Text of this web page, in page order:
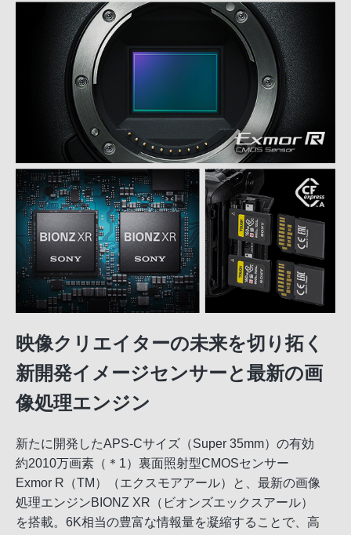
映像クリエイターの未来を切り拓く
新開発イメージセンサーと最新の画
像処理エンジン
新たに開発したAPS-Cサイズ（Super 35mm）の有効
約2010万画素（＊1）裏面照射型CMOSセンサー
Exmor R（TM）（エクスモアアール）と、最新の画像
処理エンジンBIONZ XR（ビオンズエックスアール）
を搭載。6K相当の豊富な情報量を凝縮することで、高